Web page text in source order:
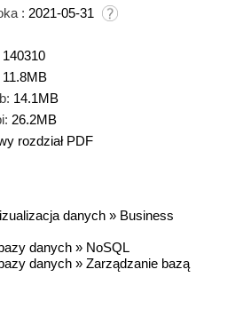
: 2021-05-31
140310
11.8MB
14.1MB
26.2MB
rozdział PDF
danych » Business
danych » NoSQL
danych » Zarządzanie bazą